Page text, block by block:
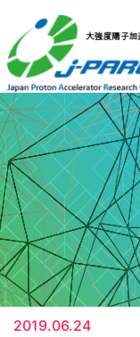
2019.06.24